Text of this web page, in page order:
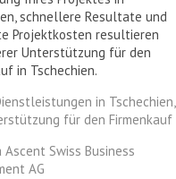
schnellere Resultate und
Projektkosten resultieren
Unterstützung für den
in Tschechien.
in Tschechien,
für den Firmenkauf
Ascent Swiss Business
AG